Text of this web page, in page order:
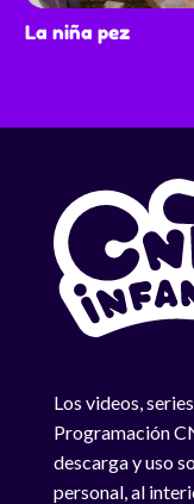
La niña pez
Los videos,
Programación
descarga y uso
personal, al